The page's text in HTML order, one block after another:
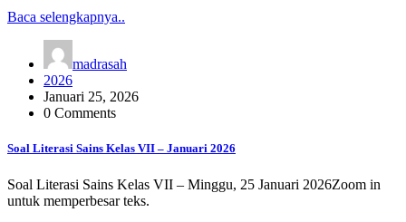
Baca selengkapnya..
madrasah
2026
Januari 25, 2026
0 Comments
Soal Literasi Sains Kelas VII – Januari 2026
Soal Literasi Sains Kelas VII – Minggu, 25 Januari 2026Zoom in
untuk memperbesar teks.